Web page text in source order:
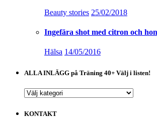
Beauty stories 25/02/2018
Ingefära shot med citron och
Hälsa 14/05/2016
ALLA INLÄGG på Träning 40+ Välj i listen!
ALLA
på
KONTAKT